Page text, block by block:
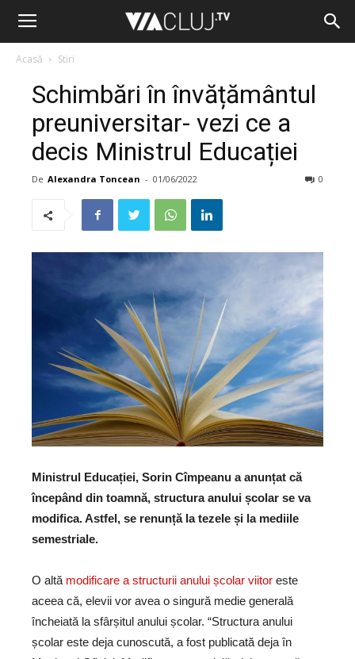
Acasă Stiri
Schimbări în învățământul
preuniversitar- vezi ce a
decis Ministrul Educației
De Alexandra Toncean - 01/06/2022 0
Ministrul Educației, Sorin Cîmpeanu a anunțat că
începând din toamnă, structura anului școlar se va
modifica. Astfel, se renunță la tezele și la mediile
semestriale.
O altă modificare a structurii anului școlar viitor este
aceea că, elevii vor avea o singură medie generală
încheiată la sfârșitul anului școlar. “Structura anului
școlar este deja cunoscută, a fost publicată deja în